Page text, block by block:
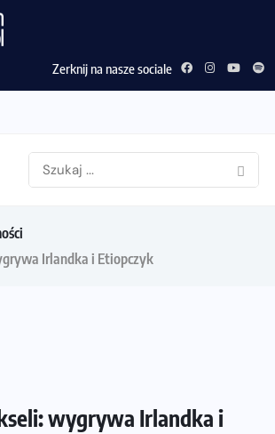
Zerknij na nasze sociale
Irlandka i Etiopczyk
wygrywa Irlandka i